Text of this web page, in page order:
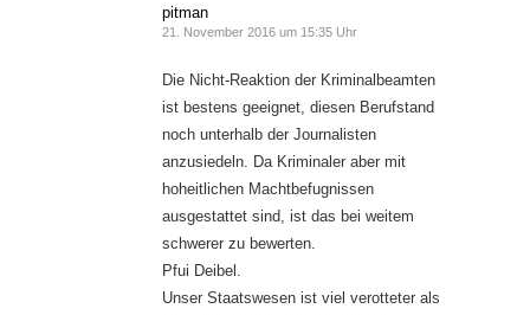
pitman
21. November 2016 um 15:35 Uhr
Die Nicht-Reaktion der Kriminalbeamten
ist bestens geeignet, diesen Berufstand
noch unterhalb der Journalisten
anzusiedeln. Da Kriminaler aber mit
hoheitlichen Machtbefugnissen
ausgestattet sind, ist das bei weitem
schwerer zu bewerten.
Pfui Deibel.
Unser Staatswesen ist viel verotteter als